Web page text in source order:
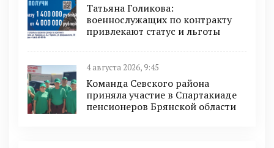
Татьяна Голикова:
военнослужащих по контракту
привлекают статус и льготы
4 августа 2026, 9:45
Команда Севского района
приняла участие в Спартакиаде
пенсионеров Брянской области